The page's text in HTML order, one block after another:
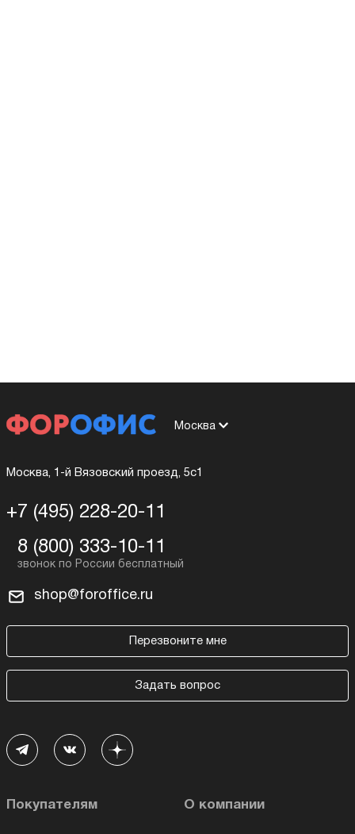
Москва
Москва, 1-й Вязовский проезд, 5с1
+7 (495) 228-20-11
8 (800) 333-10-11
shop@foroffice.ru
Перезвоните мне
Задать вопрос
Покупателям О компании